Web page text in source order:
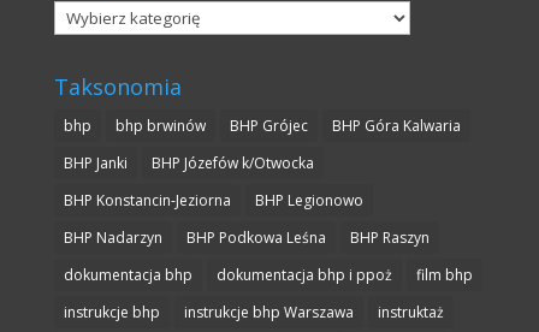
Kategorie
Taksonomia
bhp bhp brwinów BHP Grójec
BHP Góra Kalwaria
BHP Janki
BHP Józefów k/Otwocka
BHP Konstancin-Jeziorna
BHP Legionowo
BHP Nadarzyn
BHP Podkowa Leśna
BHP Raszyn
dokumentacja bhp
dokumentacja bhp i ppoż
film bhp
instrukcje bhp
instrukcje bhp Warszawa
instruktaż